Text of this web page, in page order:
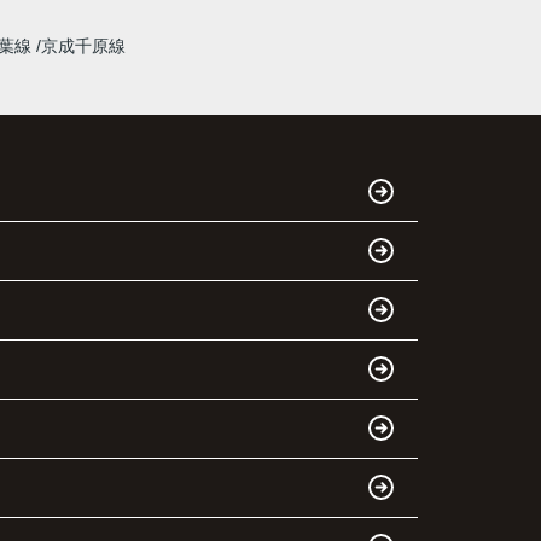
線 京成千原線